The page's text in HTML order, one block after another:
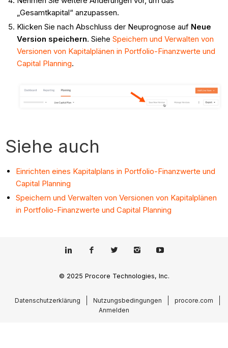
„Gesamtkapital“ anzupassen.
Klicken Sie nach Abschluss der Neuprognose auf Neue
Version speichern. Siehe Speichern und Verwalten von
Versionen von Kapitalplänen in Portfolio-Finanzwerte und
Capital Planning.
Siehe auch
Einrichten eines Kapitalplans in Portfolio-Finanzwerte und
Capital Planning
Speichern und Verwalten von Versionen von Kapitalplänen
in Portfolio-Finanzwerte und Capital Planning
© 2025 Procore Technologies, Inc.
Datenschutzerklärung Nutzungsbedingungen
procore.com
Anmelden